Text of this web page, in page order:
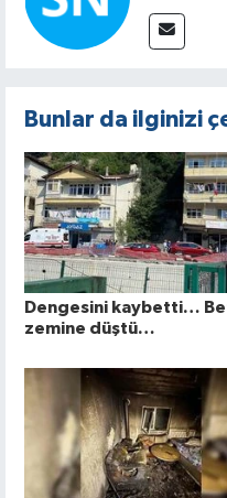
Bunlar da ilginizi
Dengesini kaybetti…
zemine düştü…